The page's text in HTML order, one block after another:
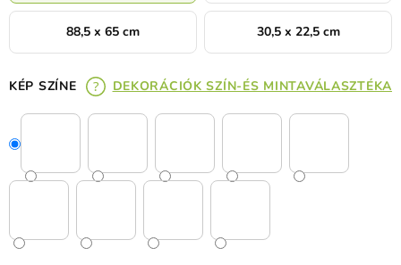
88,5 x 65 cm 30,5 x 22,5 cm
KÉP SZÍNE DEKORÁCIÓK SZÍN-ÉS MINTAVÁLASZTÉKA